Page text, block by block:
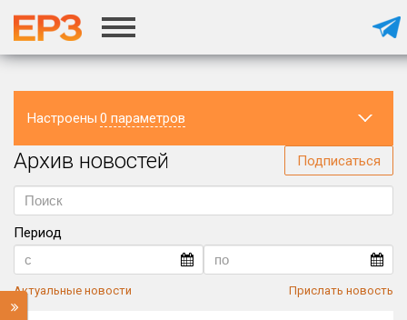
Настроены 0 параметров
Регион
Архив новостей Подписаться
Период
Актуальные новости Прислать новость